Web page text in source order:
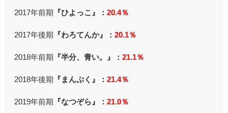
2017年前期 『ひよっこ』： 20.4％
2017年後期 『わろてんか』： 20.1％
2018年前期 『半分、青い。』： 21.1％
2018年後期 『まんぷく』： 21.4％
2019年前期 『なつぞら』： 21.0％